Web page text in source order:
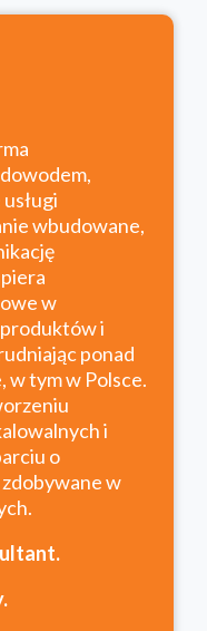
wbudowane,
w
i
ponad
w tym w Polsce.
i
o
w